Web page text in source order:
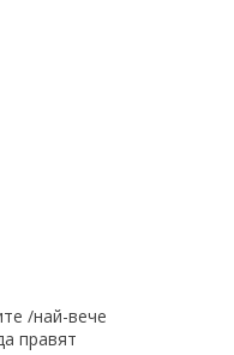
/най-вече
правят